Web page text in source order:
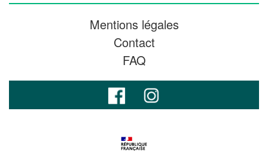
Mentions légales
Contact
FAQ